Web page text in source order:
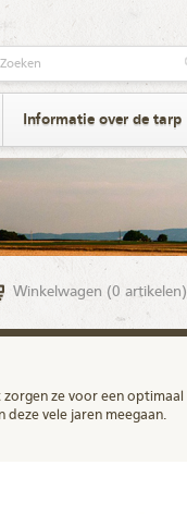
Informatie over de tarp
Winkelwagen (0 artikelen)
ze voor een optimaal
vele jaren meegaan.